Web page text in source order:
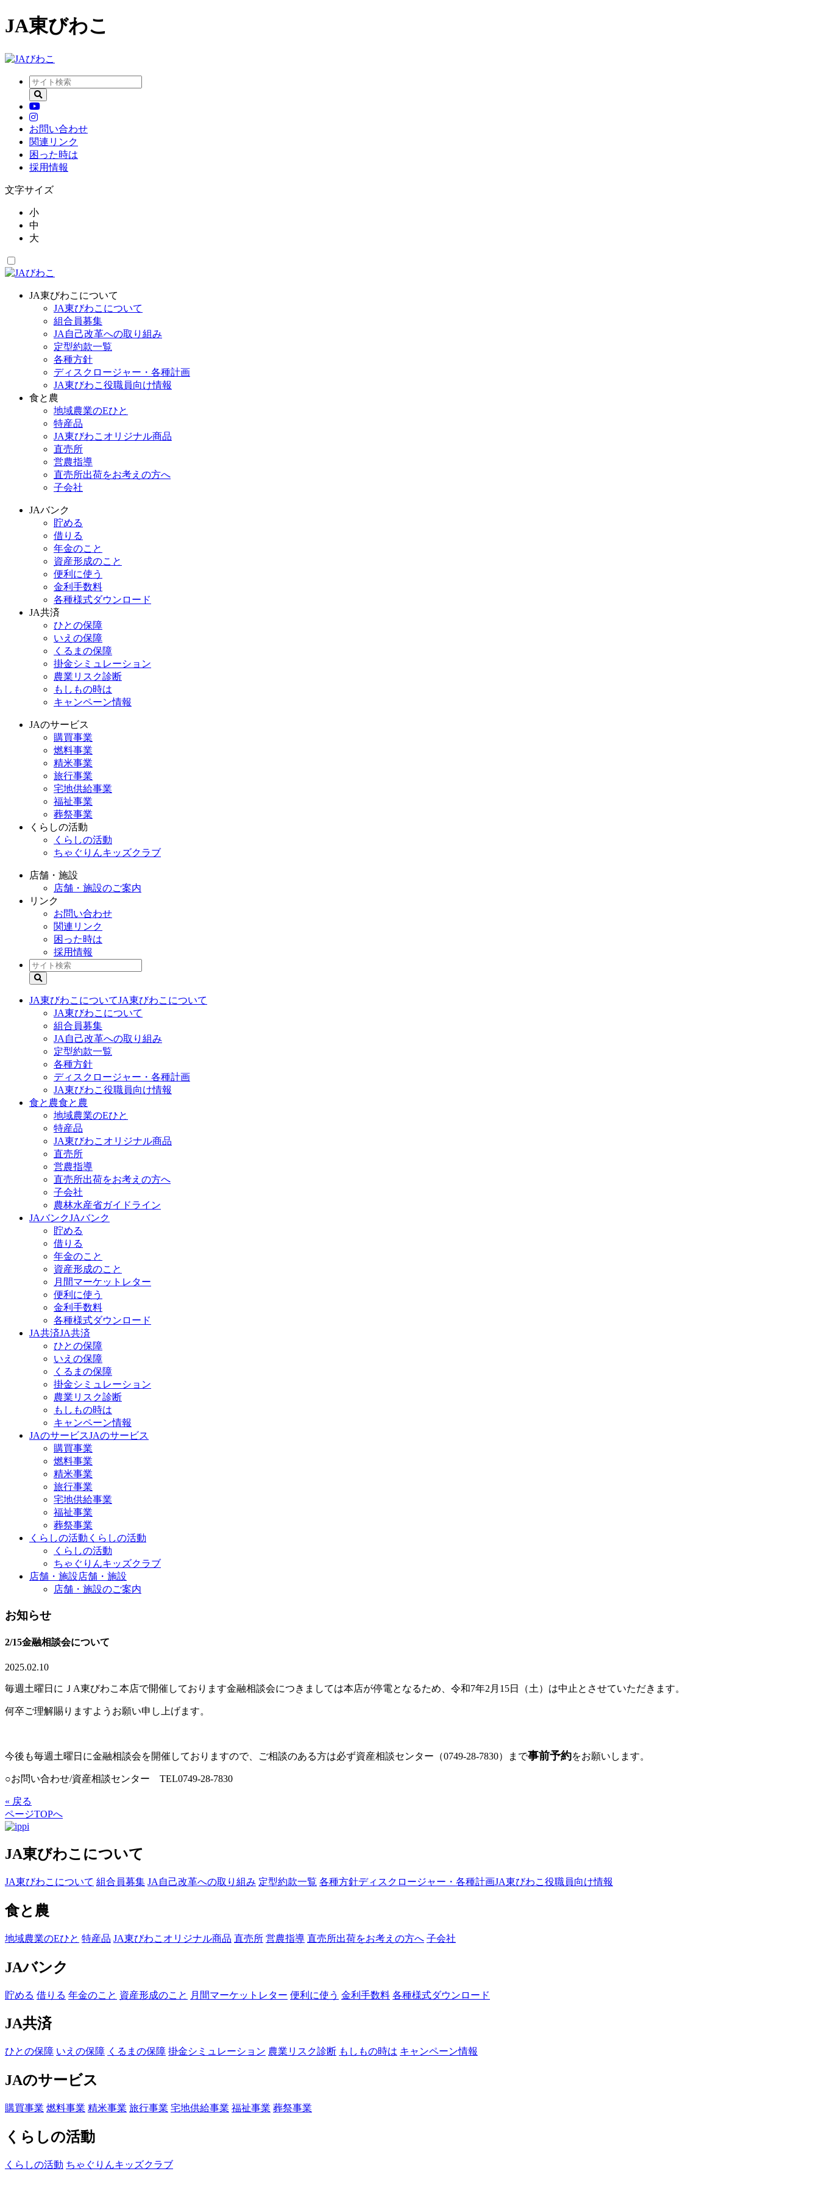
JA東びわこ
お問い合わせ
関連リンク
困った時は
採用情報
文字サイズ
小
中
大
JA東びわこについて
JA東びわこについて
組合員募集
JA自己改革への取り組み
定型約款一覧
各種方針
ディスクロージャー・各種計画
JA東びわこ役職員向け情報
食と農
地域農業のEひと
特産品
JA東びわこオリジナル商品
直売所
営農指導
直売所出荷をお考えの方へ
子会社
JAバンク
貯める
借りる
年金のこと
資産形成のこと
便利に使う
金利手数料
各種様式ダウンロード
JA共済
ひとの保障
いえの保障
くるまの保障
掛金シミュレーション
農業リスク診断
もしもの時は
キャンペーン情報
JAのサービス
購買事業
燃料事業
精米事業
旅行事業
宅地供給事業
福祉事業
葬祭事業
くらしの活動
くらしの活動
ちゃぐりんキッズクラブ
店舗・施設
店舗・施設のご案内
リンク
お問い合わせ
関連リンク
困った時は
採用情報
JA東びわこについてJA東びわこについて
JA東びわこについて
組合員募集
JA自己改革への取り組み
定型約款一覧
各種方針
ディスクロージャー・各種計画
JA東びわこ役職員向け情報
食と農食と農
地域農業のEひと
特産品
JA東びわこオリジナル商品
直売所
営農指導
直売所出荷をお考えの方へ
子会社
農林水産省ガイドライン
JAバンクJAバンク
貯める
借りる
年金のこと
資産形成のこと
月間マーケットレター
便利に使う
金利手数料
各種様式ダウンロード
JA共済JA共済
ひとの保障
いえの保障
くるまの保障
掛金シミュレーション
農業リスク診断
もしもの時は
キャンペーン情報
JAのサービスJAのサービス
購買事業
燃料事業
精米事業
旅行事業
宅地供給事業
福祉事業
葬祭事業
くらしの活動 くらしの活動
くらしの活動
ちゃぐりんキッズクラブ
店舗・施設店舗・施設
店舗・施設のご案内
お知らせ
2/15金融相談会について
2025.02.10
毎週土曜日にＪA東びわこ本店で開催しております金融相談会につきましては本店が停電となるため、令和7年2月15日（土）は中止とさせていただきます。
何卒ご理解賜りますようお願い申し上げます。
今後も毎週土曜日に金融相談会を開催しておりますので、ご相談のある方は必ず資産相談センター（0749-28-7830）まで事前予約をお願いします。
○お問い合わせ/資産相談センター TEL0749-28-7830
« 戻る
ページTOPへ
JA東びわこについて
JA東びわこについて 組合員募集 JA自己改革への取り組み 定型約款一覧 各種方針ディスクロージャー・各種計画JA東びわこ役職員向け情報
食と農
地域農業のEひと 特産品 JA東びわこオリジナル商品 直売所 営農指導 直売所出荷をお考えの方へ 子会社
JAバンク
貯める 借りる 年金のこと 資産形成のこと 月間マーケットレター 便利に使う 金利手数料 各種様式ダウンロード
JA共済
ひとの保障 いえの保障 くるまの保障 掛金シミュレーション 農業リスク診断 もしもの時は キャンペーン情報
JAのサービス
購買事業 燃料事業 精米事業 旅行事業 宅地供給事業 福祉事業 葬祭事業
くらしの活動
くらしの活動 ちゃぐりんキッズクラブ